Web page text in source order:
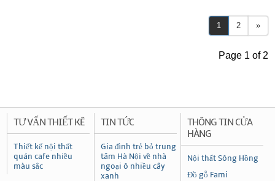
1 2 »
Page 1 of 2
TƯ VẤN THIẾT KÊ
Thiết kế nội thất
quán cafe nhiều
màu sắc
TIN TỨC
Gia đình trẻ bỏ trung
tâm Hà Nội về nhà
ngoại ô nhiều cây
xanh
THÔNG TIN CỬA
HÀNG
Nội thất Sông Hồng
Đồ gỗ Fami